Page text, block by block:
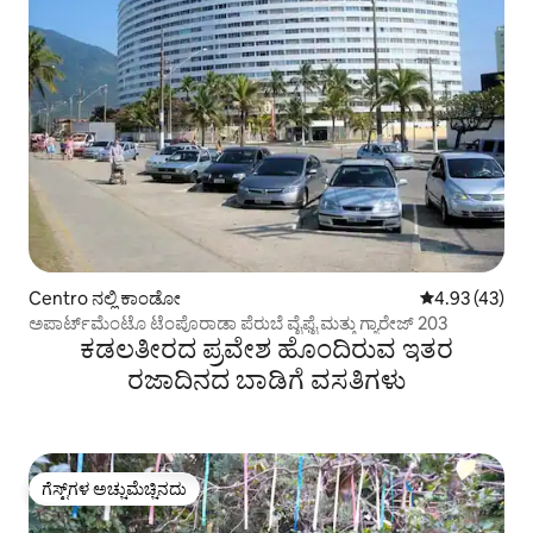
Centro ನಲ್ಲಿ ಕಾಂಡೋ 5 ರಲ್ಲಿ 4.93
4.93 (43)
ಅಪಾರ್ಟ್‌ಮೆಂಟೊ ಟೆಂಪೊರಾಡಾ ಪೆರುಬೆ ವೈಫೈ ಮತ್ತು ಗ್ಯಾರೇಜ್ 203
ಕಡಲತೀರದ ಪ್ರವೇಶ ಹೊಂದಿರುವ ಇತರ
ರಜಾದಿನದ ಬಾಡಿಗೆ ವಸತಿಗಳು
ಗೆಸ್ಟ್‌ಗಳ ಅಚ್ಚುಮೆಚ್ಚಿನದು
ಗೆಸ್ಟ್‌ಗಳ ಅಚ್ಚುಮೆಚ್ಚಿನದು